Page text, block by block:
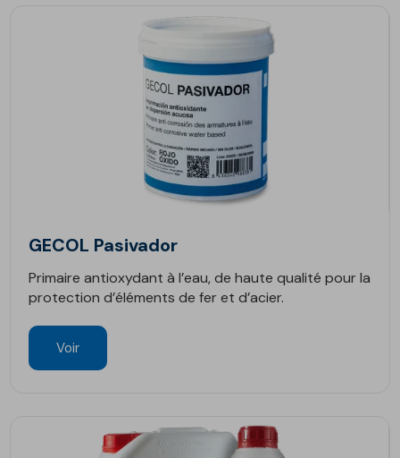
GECOL Pasivador
Primaire antioxydant à l’eau, de haute qualité pour la
protection d’éléments de fer et d’acier.
Voir